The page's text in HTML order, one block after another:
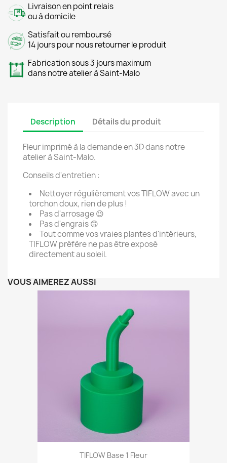
Livraison en point relais
ou à domicile
Satisfait ou remboursé
14 jours pour nous retourner le produit
Fabrication sous 3 jours maximum
dans notre atelier à Saint-Malo
Description Détails du produit
Fleur imprimé à la demande en 3D dans notre
atelier à Saint-Malo.
Conseils d'entretien :
Nettoyer régulièrement vos TIFLOW avec un
torchon doux, rien de plus !
Pas d'arrosage 😉
Pas d'engrais 🙃
Tout comme vos vraies plantes d'intérieurs,
TIFLOW préfère ne pas être exposé
directement au soleil.
VOUS AIMEREZ AUSSI
TIFLOW Base 1 Fleur